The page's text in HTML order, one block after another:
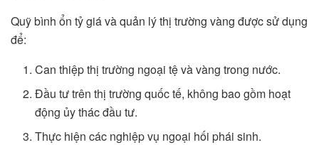
Quỹ bình ổn tỷ giá và quản lý thị trường vàng được sử dụng
để:
Can thiệp thị trường ngoại tệ và vàng trong nước.
Đầu tư trên thị trường quốc tế, không bao gồm hoạt
động ủy thác đầu tư.
Thực hiện các nghiệp vụ ngoại hối phái sinh.